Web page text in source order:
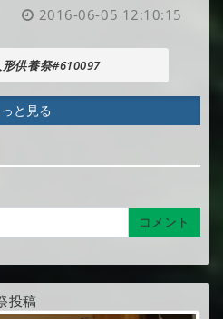
2016-06-05 12:10:15
供養祭#610097
と見る
コメント
投稿